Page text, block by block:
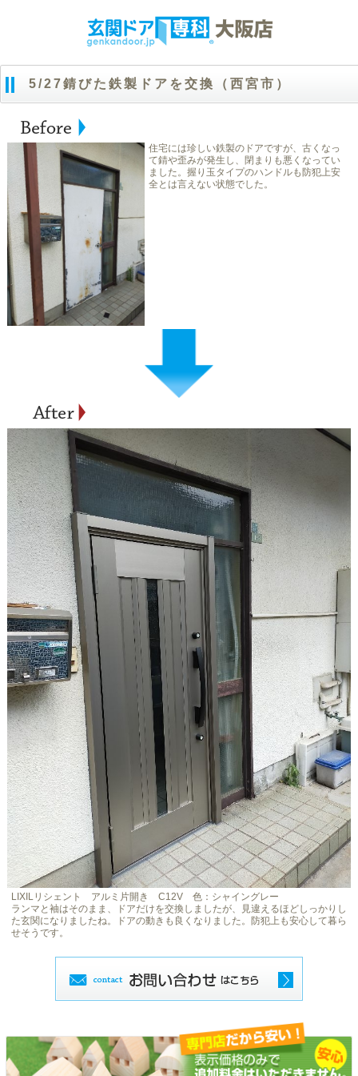
5/27錆びた鉄製ドアを交換（西宮市）
住宅には珍しい鉄製のドアですが、古くなっ
て錆や歪みが発生し、閉まりも悪くなってい
ました。握り玉タイプのハンドルも防犯上安
全とは言えない状態でした。
LIXILリシェント アルミ片開き C12V 色：シャイングレー
ランマと袖はそのまま、ドアだけを交換しましたが、見違えるほどしっかりし
た玄関になりましたね。ドアの動きも良くなりました。防犯上も安心して暮ら
せそうです。